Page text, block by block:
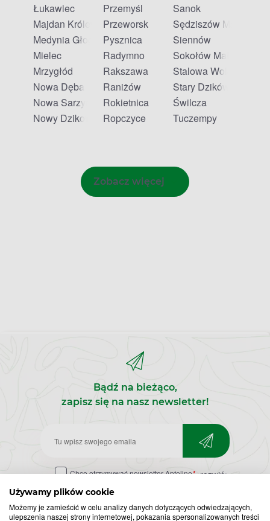
Używamy plików cookie
Możemy je zamieścić w celu analizy danych dotyczących odwiedzających,
ulepszenia naszej strony internetowej, pokazania spersonalizowanych treści
Łukawiec
Majdan Królewski
Medynia Głogowska
Mielec
Mrzygłód
Nowa Dęba
Nowa Sarzyna
Nowy Dzikowiec
Przemyśl
Przeworsk
Pysznica
Radymno
Rakszawa
Raniżów
Rokietnica
Ropczyce
Sanok
Sędziszów Małopolski
Siennów
Sokołów Małopolski
Stalowa Wola
Stary Dzików
Świlcza
Tuczempy
Zobacz więcej
Bądź na bieżąco,
zapisz się na nasz newsletter!
Zapisz
do
newslettera
Chcę otrzymywać newsletter Apteline* rozwiń>